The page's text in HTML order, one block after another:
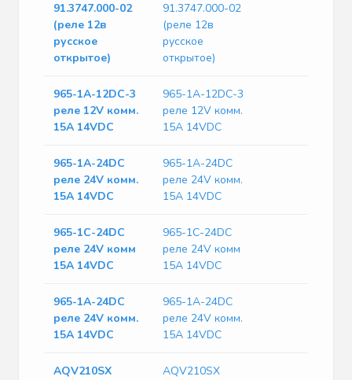
91.3747.000-02
(реле 12в
русское
открытое)
91.3747.000-02
(реле 12в
русское
открытое)
965-1A-12DC-3
реле 12V комм.
15A 14VDC
965-1A-12DC-3
реле 12V комм.
15A 14VDC
965-1A-24DC
реле 24V комм.
15A 14VDC
965-1A-24DC
реле 24V комм.
15A 14VDC
965-1C-24DC
реле 24V комм
15A 14VDC
965-1C-24DC
реле 24V комм
15A 14VDC
965-1А-24DC
реле 24V комм.
15A 14VDC
965-1А-24DC
реле 24V комм.
15A 14VDC
AQV210SX AQV210SX